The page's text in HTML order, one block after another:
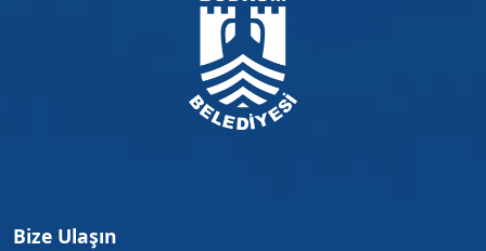
Bize Ulaşın